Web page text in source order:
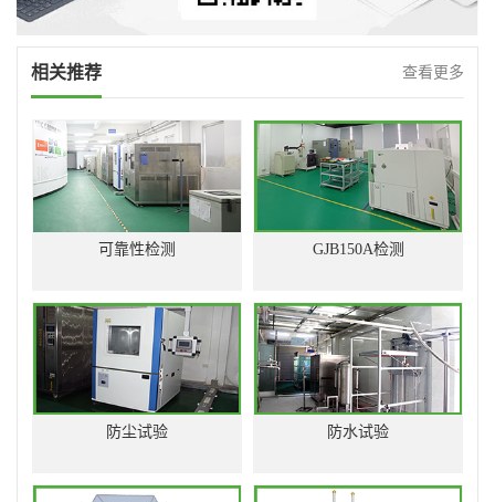
相关推荐 查看更多
可靠性检测 GJB150A检测
防尘试验 防水试验